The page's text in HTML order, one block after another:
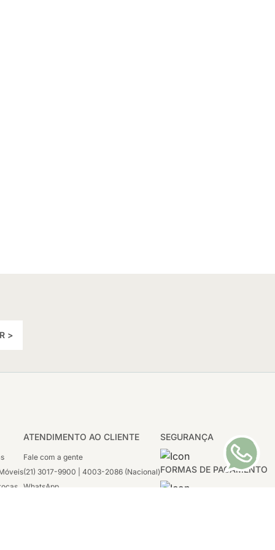
>
SEGURANÇA
FORMAS DE PAGAMENTO
ATENDIMENTO AO CLIENTE
Fale com a gente
(21) 3017-9900 | 4003-2086 (Nacional)
WhatsApp